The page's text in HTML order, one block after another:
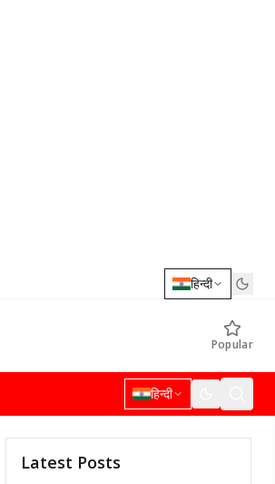
हिन्दी
Popular
हिन्दी
Latest Posts